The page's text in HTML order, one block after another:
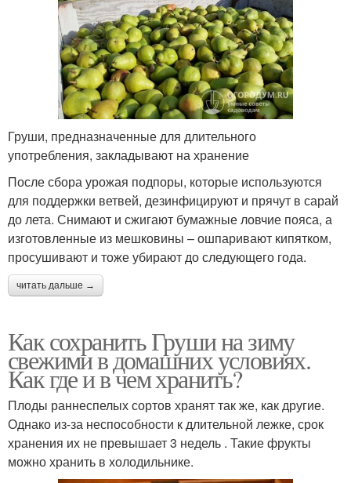
Груши, предназначенные для длительного
употребления, закладывают на хранение
После сбора урожая подпоры, которые используются
для поддержки ветвей, дезинфицируют и прячут в сарай
до лета. Снимают и сжигают бумажные ловчие пояса, а
изготовленные из мешковины – ошпаривают кипятком,
просушивают и тоже убирают до следующего года.
читать дальше →
Как сохранить Груши на зиму
свежими в домашних условиях.
Как где и в чем хранить?
Плоды раннеспелых сортов хранят так же, как другие.
Однако из-за неспособности к длительной лежке, срок
хранения их не превышает 3 недель . Такие фрукты
можно хранить в холодильнике.